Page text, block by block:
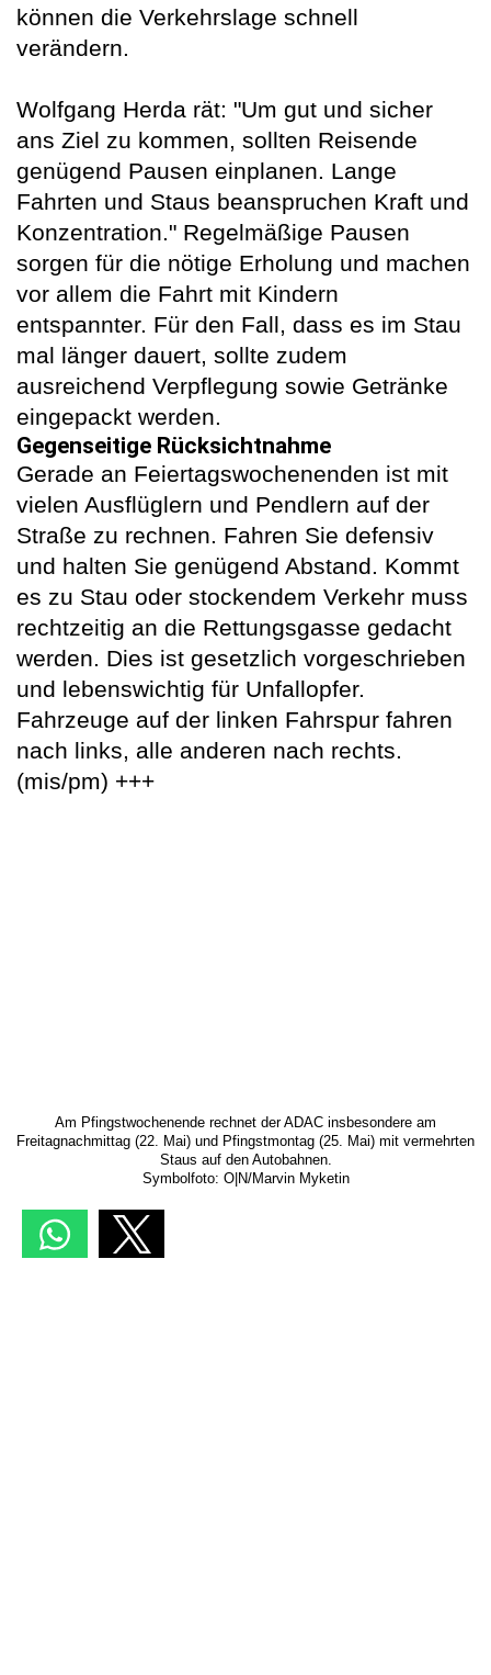
können die Verkehrslage schnell
verändern.
Wolfgang Herda rät: "Um gut und sicher
ans Ziel zu kommen, sollten Reisende
genügend Pausen einplanen. Lange
Fahrten und Staus beanspruchen Kraft und
Konzentration." Regelmäßige Pausen
sorgen für die nötige Erholung und machen
vor allem die Fahrt mit Kindern
entspannter. Für den Fall, dass es im Stau
mal länger dauert, sollte zudem
ausreichend Verpflegung sowie Getränke
eingepackt werden.
Gegenseitige Rücksichtnahme
Gerade an Feiertagswochenenden ist mit
vielen Ausflüglern und Pendlern auf der
Straße zu rechnen. Fahren Sie defensiv
und halten Sie genügend Abstand. Kommt
es zu Stau oder stockendem Verkehr muss
rechtzeitig an die Rettungsgasse gedacht
werden. Dies ist gesetzlich vorgeschrieben
und lebenswichtig für Unfallopfer.
Fahrzeuge auf der linken Fahrspur fahren
nach links, alle anderen nach rechts.
(mis/pm) +++
Am Pfingstwochenende rechnet der ADAC insbesondere am
Freitagnachmittag (22. Mai) und Pfingstmontag (25. Mai) mit vermehrten
Staus auf den Autobahnen.
Symbolfoto: O|N/Marvin Myketin